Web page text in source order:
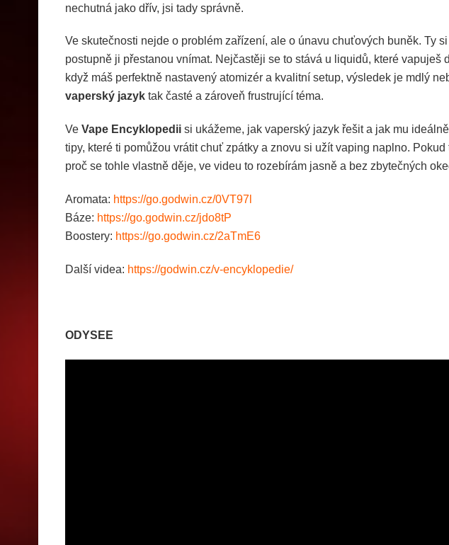
nechutná jako dřív, jsi tady správně.
Ve skutečnosti nejde o problém zařízení, ale o únavu chuťových buněk. Ty
postupně ji přestanou vnímat. Nejčastěji se to stává u liquidů, které vapuješ
když máš perfektně nastavený atomizér a kvalitní setup, výsledek je mdlý
vaperský jazyk tak časté a zároveň frustrující téma.
Ve Vape Encyklopedii si ukážeme, jak vaperský jazyk řešit a jak mu
tipy, které ti pomůžou vrátit chuť zpátky a znovu si užít vaping naplno.
proč se tohle vlastně děje, ve videu to rozebírám jasně a bez zbytečných
Aromata: https://go.godwin.cz/0VT97l
Báze: https://go.godwin.cz/jdo8tP
Boostery: https://go.godwin.cz/2aTmE6
Další videa: https://godwin.cz/v-encyklopedie/
ODYSEE